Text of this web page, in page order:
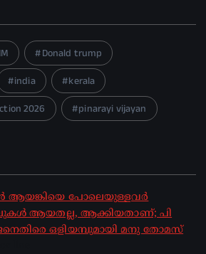
Donald trump
india
kerala
2026
pinarayi vijayan
പോലെയുള്ളവർ
ആയതല്ല, ആക്കിയതാണ്; പി
ഒളിയമ്പുമായി മനു തോമസ്